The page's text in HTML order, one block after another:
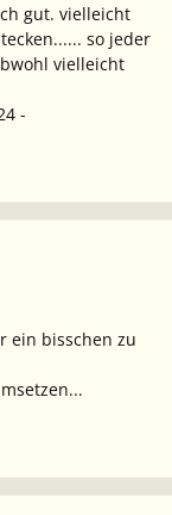
gut. vielleicht
so jeder
vielleicht
-
ein bisschen zu